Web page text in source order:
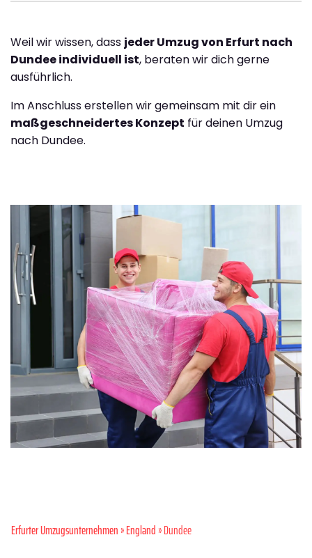
Weil wir wissen, dass jeder Umzug von Erfurt nach
Dundee individuell ist, beraten wir dich gerne
ausführlich.
Im Anschluss erstellen wir gemeinsam mit dir ein
maßgeschneidertes Konzept für deinen Umzug
nach Dundee.
Erfurter Umzugsunternehmen»England» Dundee